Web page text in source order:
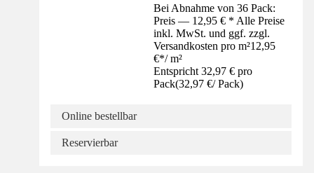
Bei Abnahme von 36 Pack:
Preis — 12,95 € * Alle Preise
inkl. MwSt. und ggf. zzgl.
Versandkosten pro m²12,95
€*/ m²
Entspricht 32,97 € pro
Pack(32,97 €/ Pack)
Online bestellbar
Reservierbar